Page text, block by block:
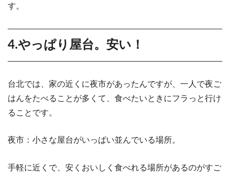
す。
4.やっぱり屋台。安い！
台北では、家の近くに夜市があったんですが、一人で夜ご
はんをたべることが多くて、食べたいときにフラっと行け
ることです。
夜市：小さな屋台がいっぱい並んでいる場所。
手軽に近くで、安くおいしく食べれる場所があるのがすご